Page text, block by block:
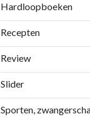
Hardloopboeken
Recepten
Review
Slider
Sporten,